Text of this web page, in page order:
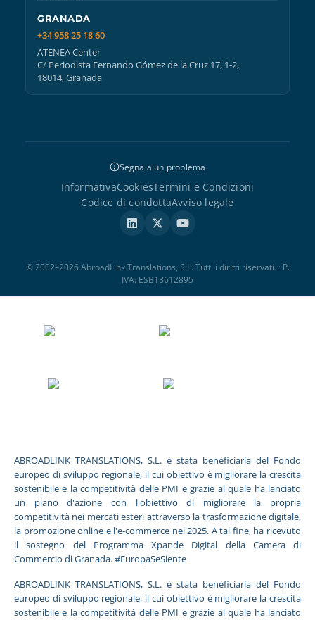
GRANADA
+34 958 25 18 60
ATENEA Center
C/ Periodista Fernando Gómez de la Cruz 17, 1-2,
18014, Granada
Segnala un problema
InformativaCookiesTermini e Condizioni
Codice di condottaAvviso legale
© 2002–2026 AbroadLink Translations, S.L. Tutti i diritti riservati. · P.
IVA: ESB18612895
ABROADLINK TRANSLATIONS, S.L. è stata beneficiaria del Fondo
europeo di sviluppo regionale, il cui obiettivo è migliorare la crescita
sostenibile e la competitività delle PMI e grazie al quale ha lanciato
un piano d'azione con l'obiettivo di migliorare la propria
competitività nei mercati esteri attraverso la trasformazione digitale,
la promozione online e l'e-commerce nel 2025. A tal fine, ha ricevuto
il sostegno del Programma Xpande Digital della Camera di
Commercio di Granada. #EuropaSeSiente
ABROADLINK TRANSLATIONS, S.L. è stata beneficiaria del Fondo
europeo di sviluppo regionale, il cui obiettivo è migliorare la crescita
sostenibile e la competitività delle PMI e grazie al quale ha lanciato